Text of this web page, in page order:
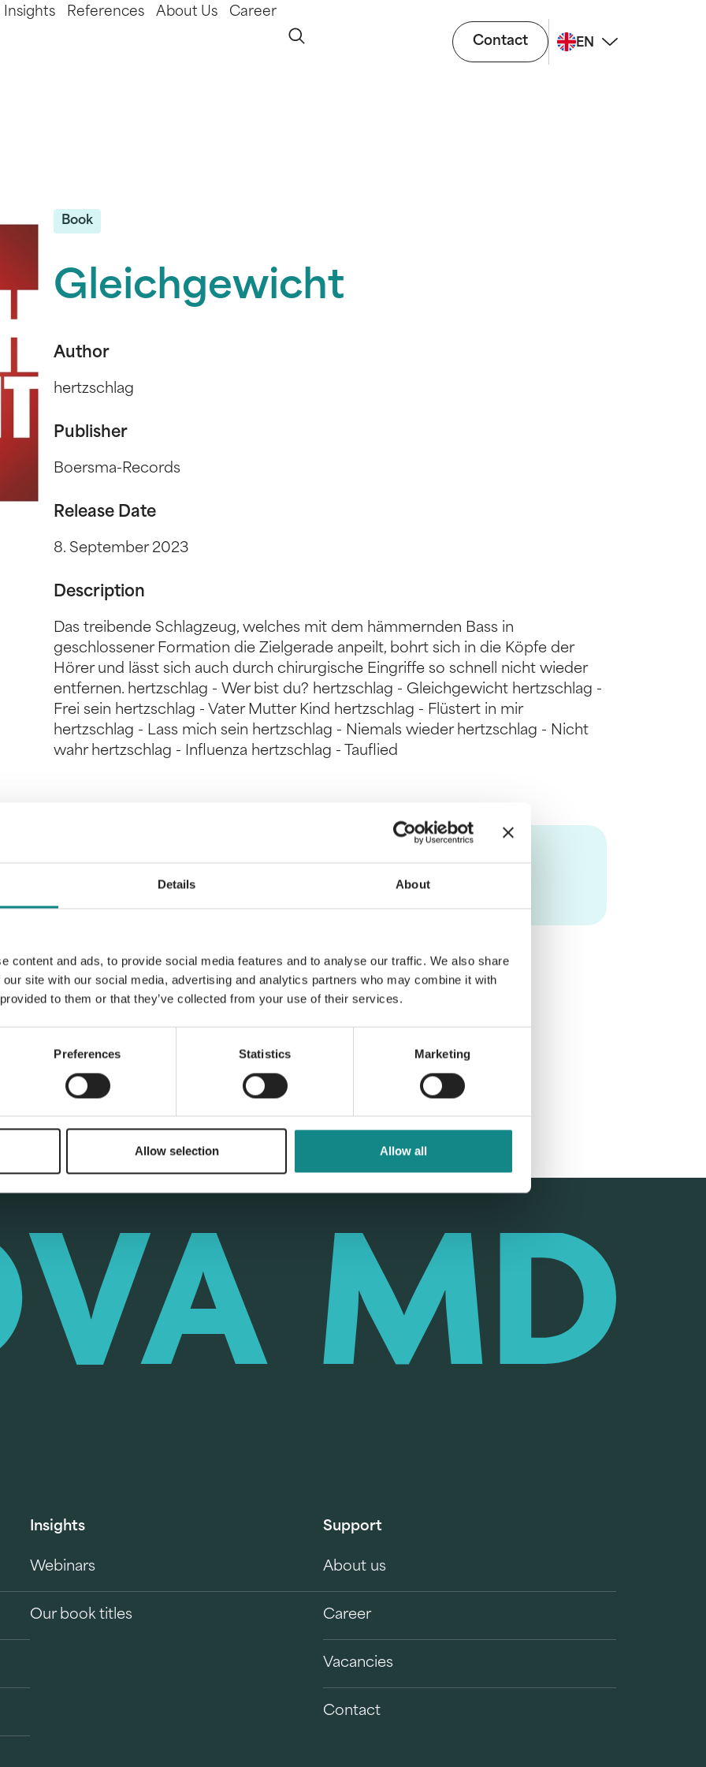
Details About
content and ads, to provide social media features and to analyse our traffic. We also share
site with our social media, advertising and analytics partners who may combine it with
to them or that they’ve collected from your use of their services.
Preferences Statistics Marketing
Allow selection Allow all
Insights References About Us Career
Contact EN
Book
Gleichgewicht
Author
hertzschlag
Publisher
Boersma-Records
Release Date
8. September 2023
Description
Das treibende Schlagzeug, welches mit dem hämmernden Bass in
geschlossener Formation die Zielgerade anpeilt, bohrt sich in die Köpfe der
Hörer und lässt sich auch durch chirurgische Eingriffe so schnell nicht wieder
entfernen. hertzschlag - Wer bist du? hertzschlag - Gleichgewicht hertzschlag -
Frei sein hertzschlag - Vater Mutter Kind hertzschlag - Flüstert in mir
hertzschlag - Lass mich sein hertzschlag - Niemals wieder hertzschlag - Nicht
wahr hertzschlag - Influenza hertzschlag - Tauflied
Information
Back to overview
Insights
Webinars
Our book titles
Support
About us
Career
Vacancies
Contact